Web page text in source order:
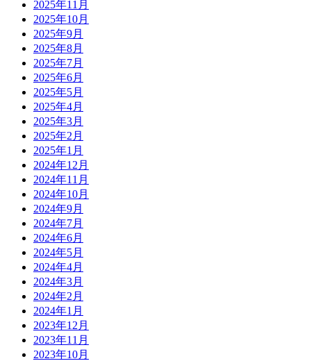
2025年11月
2025年10月
2025年9月
2025年8月
2025年7月
2025年6月
2025年5月
2025年4月
2025年3月
2025年2月
2025年1月
2024年12月
2024年11月
2024年10月
2024年9月
2024年7月
2024年6月
2024年5月
2024年4月
2024年3月
2024年2月
2024年1月
2023年12月
2023年11月
2023年10月